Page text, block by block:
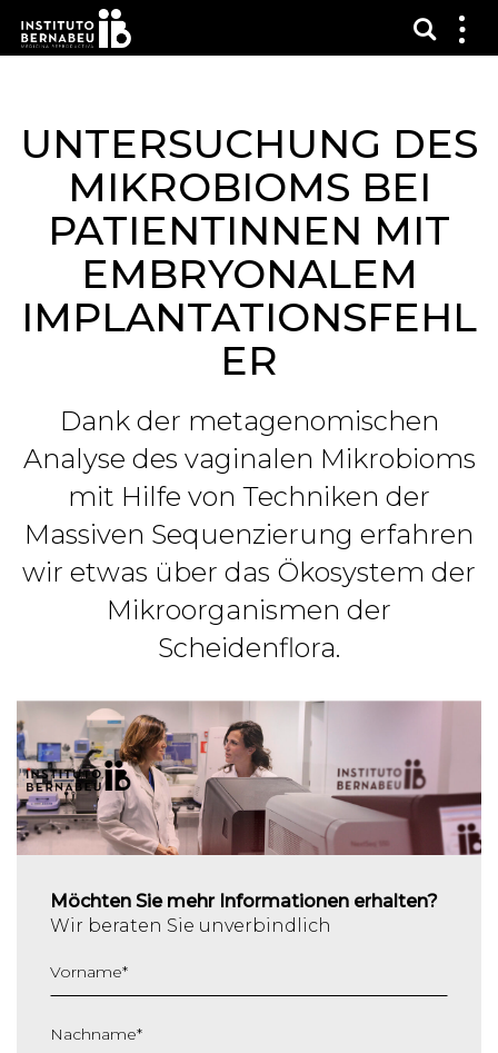
das
UNTERSUCHUNG DES
MIKROBIOMS BEI
PATIENTINNEN MIT
EMBRYONALEM
IMPLANTATIONSFEHL
ER
Dank der metagenomischen
Analyse des vaginalen Mikrobioms
mit Hilfe von Techniken der
Massiven Sequenzierung erfahren
wir etwas über das Ökosystem der
Mikroorganismen der
Scheidenflora.
Möchten Sie mehr Informationen erhalten?
Wir beraten Sie unverbindlich
Vorname*
Nachname*